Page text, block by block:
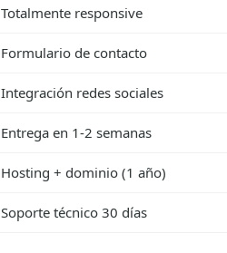
Totalmente responsive
Formulario de contacto
Integración redes sociales
Entrega en 1-2 semanas
Hosting + dominio (1 año)
Soporte técnico 30 días